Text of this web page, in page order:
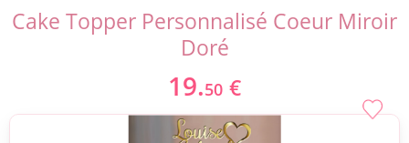
Payez votre commande en 4X sans frais
Cake Topper Personnalisé Coeur Miroir
Doré
19.50 €